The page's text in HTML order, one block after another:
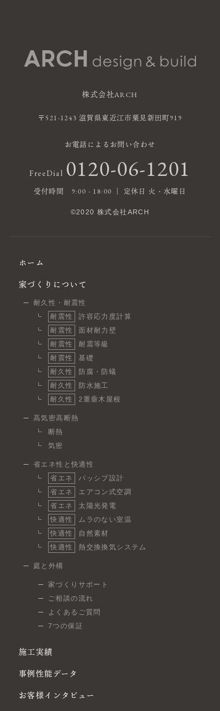
株式会社ARCH
〒521-1243 滋賀県東近江市栗見新田町919
お電話によるお問い合わせ
FreeDial 0120-06-1201
受付時間 9:00 - 18:00 ｜ 定休日 火・水曜日
©2020 株式会社ARCH
ホーム
家づくりについて
耐久性・耐震性
耐震性
許容応力度計算
耐震性
面材耐力壁
耐震性
耐震等級
耐震性
基礎
耐久性
防腐・防蟻
耐久性
防水施工
耐久性
2重垂木屋根
高気密高断熱
断熱
気密
省エネ性と快適性
省エネ
パッシブ設計
省エネ
エアコン式空調
省エネ
太陽光発電
快適性
ムラのない室温
快適性
自然素材
快適性
熱交換換気システム
庭と外構
家づくりサポート
ご相談の流れ
よくあるご質問
7つの保証
施工実績
事例性能データ
お客様インタビュー